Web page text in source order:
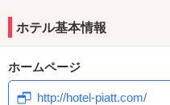
ホテル基本情報
ホームページ
http://hotel-piatt.com/